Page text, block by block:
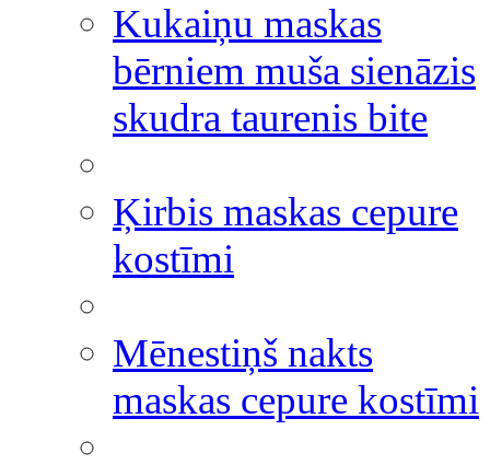
Kukaiņu maskas
bērniem muša sienāzis
skudra taurenis bite
Ķirbis maskas cepure
kostīmi
Mēnestiņš nakts
maskas cepure kostīmi